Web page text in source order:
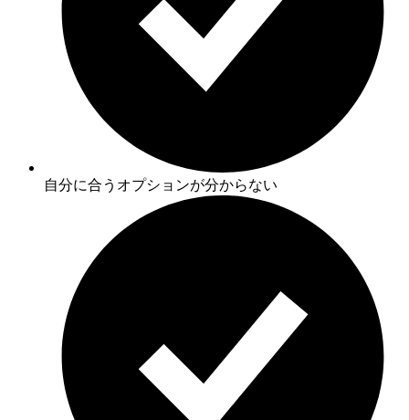
自分に合うオプションが分からない